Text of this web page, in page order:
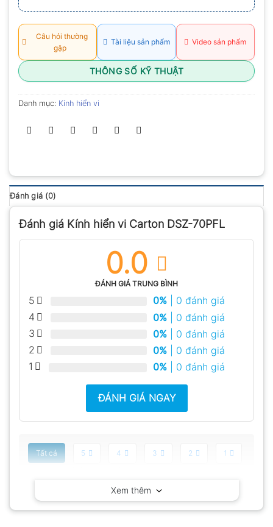
Câu hỏi thường
gặp
Tài liệu sản phẩm Video sản phẩm
THÔNG SỐ KỸ THUẬT
Danh mục: Kính hiển vi
Đánh giá (0)
Đánh giá Kính hiển vi Carton DSZ-70PFL
0.0
ĐÁNH GIÁ TRUNG BÌNH
5 0% | 0 đánh giá
4
0% | 0 đánh giá
3
0% | 0 đánh giá
2
0% | 0 đánh giá
1
0% | 0 đánh giá
ĐÁNH GIÁ NGAY
Tất cả 5 4 3 2 1
Chưa có đánh giá nào.
Xem thêm